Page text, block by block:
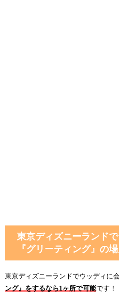
東京ディズニーランド
『グリーティング』の
東京ディズニーランドでウッディに
ング』をするなら1ヶ所で可能です！